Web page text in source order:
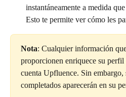
instantáneamente a medida
Esto te permite ver cómo les
Nota: Cualquier información
proporcionen enriquece su perfil
cuenta Upfluence. Sin embargo,
completados aparecerán en su